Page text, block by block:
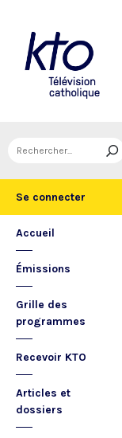
Se connecter
Accueil
Émissions
Grille des
programmes
Recevoir KTO
Articles et
dossiers